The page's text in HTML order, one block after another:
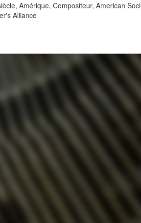
Amérique, Compositeur, American
Alliance